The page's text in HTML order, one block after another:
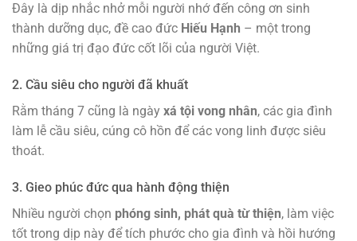
Đây là dịp nhắc nhở mỗi người nhớ đến công ơn sinh
thành dưỡng dục, đề cao đức Hiếu Hạnh – một trong
những giá trị đạo đức cốt lõi của người Việt.
2. Cầu siêu cho người đã khuất
Rằm tháng 7 cũng là ngày xá tội vong nhân, các gia đình
làm lễ cầu siêu, cúng cô hồn để các vong linh được siêu
thoát.
3. Gieo phúc đức qua hành động thiện
Nhiều người chọn phóng sinh, phát quà từ thiện, làm việc
tốt trong dịp này để tích phước cho gia đình và hồi hướng